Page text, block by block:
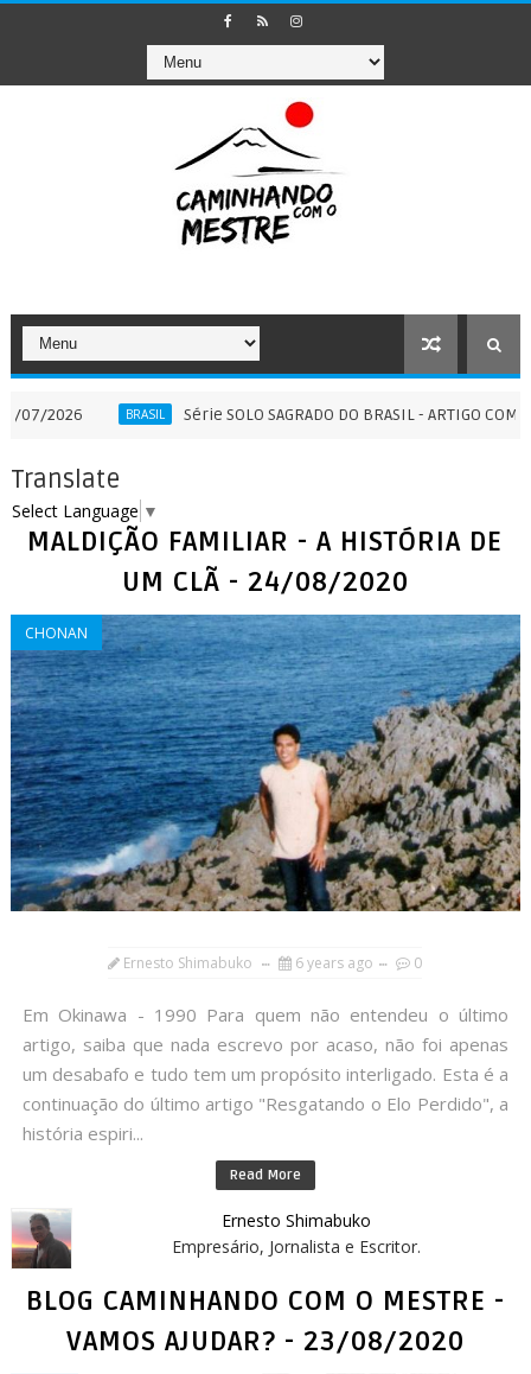
BRASIL Série SOLO SAGRADO DO BRASIL - ARTIGO
Translate
Select Language ▼
MALDIÇÃO FAMILIAR - A HISTÓRIA DE
UM CLÃ - 24/08/2020
CHONAN
Ernesto Shimabuko 6 years ago 0
Em Okinawa - 1990 Para quem não entendeu o último
artigo, saiba que nada escrevo por acaso, não foi apenas
um desabafo e tudo tem um propósito interligado. Esta é a
continuação do último artigo "Resgatando o Elo Perdido", a
história espiri...
Read More
Ernesto Shimabuko
Empresário, Jornalista e Escritor.
BLOG CAMINHANDO COM O MESTRE -
VAMOS AJUDAR? - 23/08/2020